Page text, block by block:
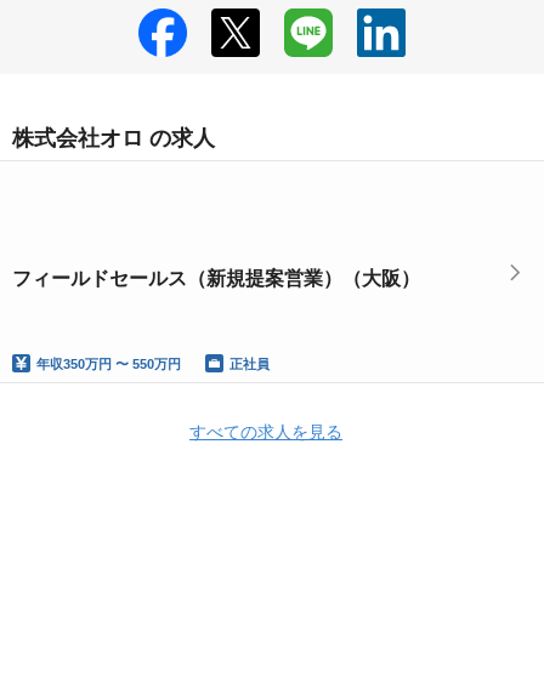
株式会社オロ の求人
フィールドセールス（新規提案営業）（大阪）
年収350万円 〜 550万円 正社員
すべての求人を見る